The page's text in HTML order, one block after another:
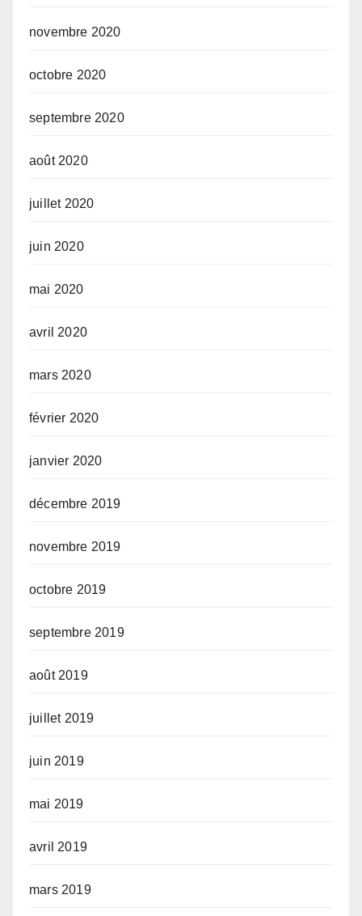
novembre 2020
octobre 2020
septembre 2020
août 2020
juillet 2020
juin 2020
mai 2020
avril 2020
mars 2020
février 2020
janvier 2020
décembre 2019
novembre 2019
octobre 2019
septembre 2019
août 2019
juillet 2019
juin 2019
mai 2019
avril 2019
mars 2019